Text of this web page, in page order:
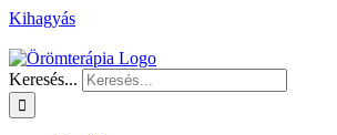
Kihagyás
Keresés...